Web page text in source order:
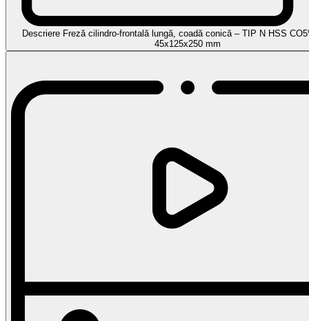
Descriere Freză cilindro-frontală lungă, coadă conică – TIP N HSS
45x125x250 mm